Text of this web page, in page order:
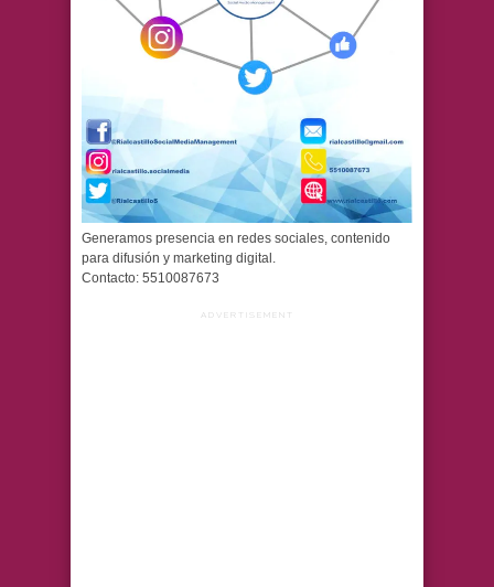
Generamos presencia en redes sociales, contenido
para difusión y marketing digital.
Contacto: 5510087673
ADVERTISEMENT